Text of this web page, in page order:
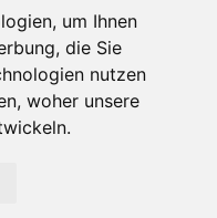
um Ihnen
die Sie
nutzen
woher unsere